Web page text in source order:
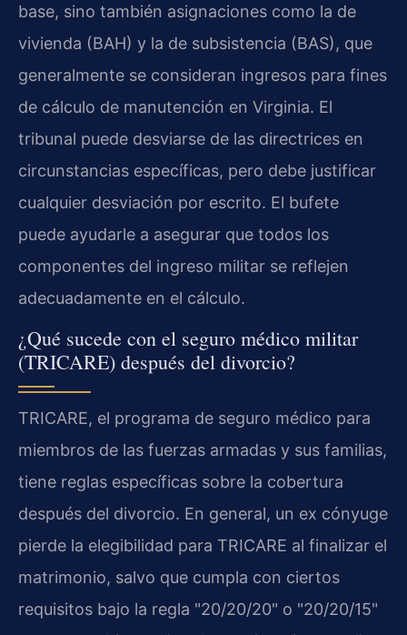
base, sino también asignaciones como la de
vivienda (BAH) y la de subsistencia (BAS), que
generalmente se consideran ingresos para fines
de cálculo de manutención en Virginia. El
tribunal puede desviarse de las directrices en
circunstancias específicas, pero debe justificar
cualquier desviación por escrito. El bufete
puede ayudarle a asegurar que todos los
componentes del ingreso militar se reflejen
adecuadamente en el cálculo.
¿Qué sucede con el seguro médico militar
(TRICARE) después del divorcio?
TRICARE, el programa de seguro médico para
miembros de las fuerzas armadas y sus familias,
tiene reglas específicas sobre la cobertura
después del divorcio. En general, un ex cónyuge
pierde la elegibilidad para TRICARE al finalizar el
matrimonio, salvo que cumpla con ciertos
requisitos bajo la regla "20/20/20" o "20/20/15"